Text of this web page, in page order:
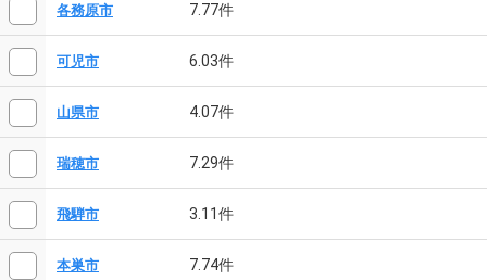
各務原市 7.77件
可児市 6.03件
山県市 4.07件
瑞穂市 7.29件
飛騨市 3.11件
本巣市 7.74件